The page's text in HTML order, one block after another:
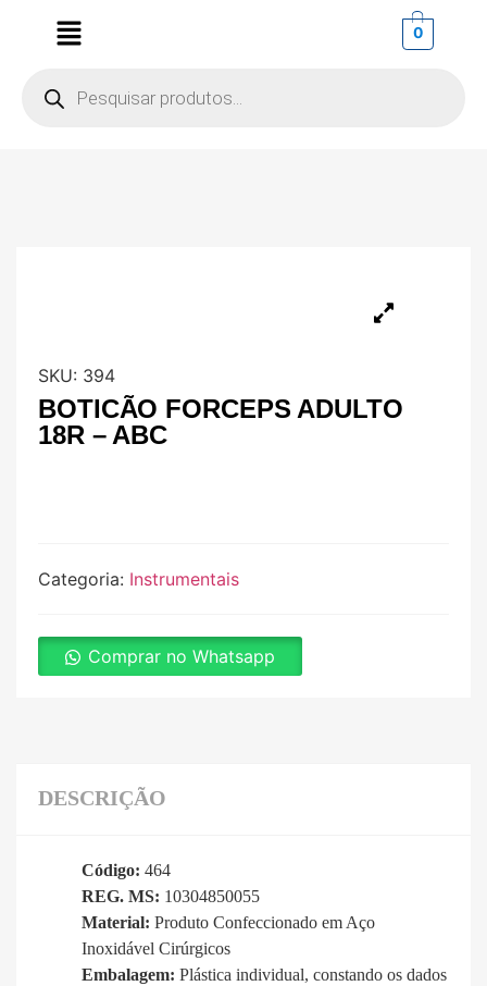
0
SKU: 394
BOTICÃO FORCEPS ADULTO
18R – ABC
Categoria: Instrumentais
Comprar no Whatsapp
DESCRIÇÃO
Código: 464
REG. MS: 10304850055
Material: Produto Confeccionado em Aço
Inoxidável Cirúrgicos
Embalagem: Plástica individual, constando os dados